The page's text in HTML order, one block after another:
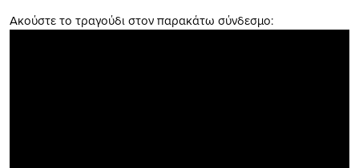
Ακούστε το τραγούδι στον παρακάτω σύνδεσμο: